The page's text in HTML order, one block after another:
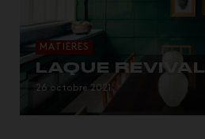
MATIÈRES
LAQUE REVIVAL
26 octobre 2021